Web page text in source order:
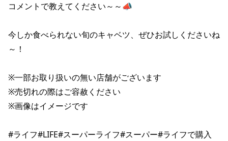
コメントで教えてください～～📣
今しか食べられない旬のキャベツ、ぜひお試しくださいね
～！
※一部お取り扱いの無い店舗がございます
※売切れの際はご容赦ください
※画像はイメージです
#ライフ#LIFE#スーパーライフ#スーパー#ライフで購入